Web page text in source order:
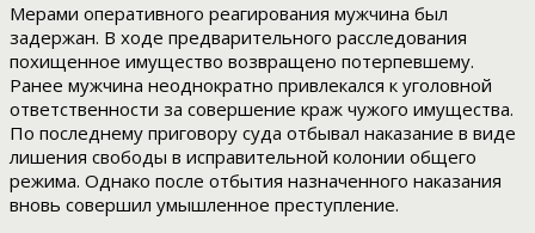
Мерами оперативного реагирования мужчина был
задержан. В ходе предварительного расследования
похищенное имущество возвращено потерпевшему.
Ранее мужчина неоднократно привлекался к уголовной
ответственности за совершение краж чужого имущества.
По последнему приговору суда отбывал наказание в виде
лишения свободы в исправительной колонии общего
режима. Однако после отбытия назначенного наказания
вновь совершил умышленное преступление.